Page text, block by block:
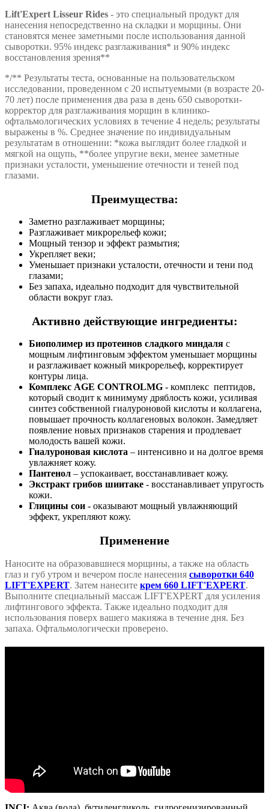
Lift'Expert Lisseur Rides - это специальный продукт для
нанесения непосредственно на складки и морщины. Они
становятся менее заметными после использования данной
сыворотки. 95% индекс разглаживания* и 90% индекс
восстановления зрения**
*/** Результаты теста, основанные на пользовательском
исследовании, проведенном с 20 испытуемыми (в возрасте 20-
70 лет) после применения два раза в день 650 сыворотки-
корректор для разглаживания морщин в клинико-
офтальмологических условиях в течение 4 недель; результаты
выражены в %. Среднее значение по индивидуальным
результатам в отношении: *кожа выглядит более гладкой и
мягкой на ощупь, **более упругие веки, менее заметные
признаки усталости, уменьшение отечности и теней под
глазами.
Преимущества:
Заметно разглаживает морщины;
Разглаживает микрорельеф кожи;
Мощный тензор и эффект размытия;
Укрепляет веки;
Уменьшает признаки усталости, отечности и тени под
глазами;
Без запаха, идеально подходит для чувствительной
области вокруг глаз.
Активно действующие ингредиенты:
Биополимер из протеинов сладкого миндаля с
мощным лифтинговым эффектом уменьшает морщины
и разглаживает кожный микрорельеф, корректирует
контуры лица.
Комплекс AGE CONTROLMG - комплекс пептидов,
который сводит к минимуму дряблость кожи, усиливая
синтез собственной гиалуроновой кислоты и коллагена,
повышает прочность коллагеновых волокон. Замедляет
появление новых признаков старения и продлевает
молодость вашей кожи.
Гиалуроновая кислота – интенсивно и на долгое время
увлажняет кожу.
Пантенол – успокаивает, восстанавливает кожу.
Экстракт грибов шиитаке - восстанавливает упругость
кожи.
Глицины сои - оказывают мощный увлажняющий
эффект, укрепляют кожу.
Применение
Наносите на образовавшиеся морщины, а также на область
глаз и губ утром и вечером после нанесения сыворотки 640
LIFT'EXPERT. Затем нанесите крем 660 LIFT'EXPERT.
Выполните специальный массаж LIFT'EXPERT для усиления
лифтингового эффекта. Также идеально подходит для
использования поверх вашего макияжа в течение дня. Без
запаха. Офтальмологически проверено.